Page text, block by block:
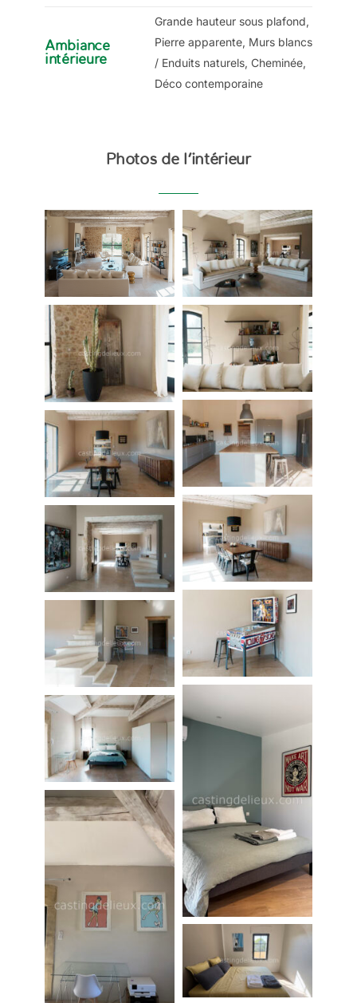
Ambiance
intérieure
Grande hauteur sous plafond,
Pierre apparente, Murs blancs
/ Enduits naturels, Cheminée,
Déco contemporaine
Photos de l’intérieur